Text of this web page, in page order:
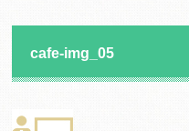
cafe-img_05